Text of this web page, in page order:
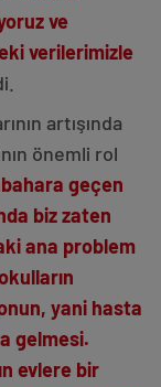
ve
verilerimizle
artışında
önemli rol
geçen
biz zaten
ana problem
yani hasta
gelmesi.
evlere bir